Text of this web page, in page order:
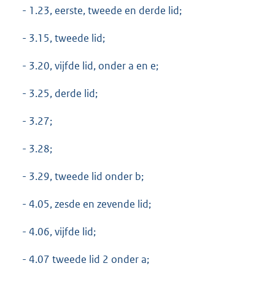
- 1.23, eerste, tweede en derde lid;
- 3.15, tweede lid;
- 3.20, vijfde lid, onder a en e;
- 3.25, derde lid;
- 3.27;
- 3.28;
- 3.29, tweede lid onder b;
- 4.05, zesde en zevende lid;
- 4.06, vijfde lid;
- 4.07 tweede lid 2 onder a;